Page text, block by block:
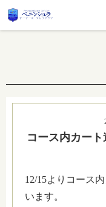
コース内カー
12/15よりコース
います。